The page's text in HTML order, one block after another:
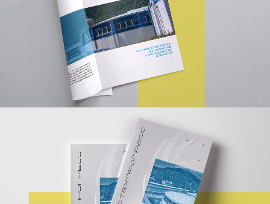
КОНТАКТЫ
ПРОЕКТЫ
БРИФЫ
ПОЛИТИКА КОНФИДЕНЦИАЛЬНОСТИ
HELLO@LETO-COMMUNICATION.RU
+7 921 792 79 96